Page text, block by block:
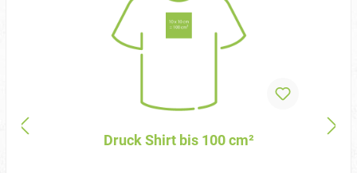
Druck Shirt bis 100 cm²